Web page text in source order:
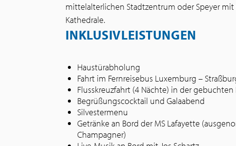
mittelalterlichen Stadtzentrum oder Speyer
Kathedrale.
INKLUSIVLEISTUNGEN
Haustürabholung
Fahrt im Fernreisebus Luxemburg –
Flusskreuzfahrt (4 Nächte) in der
Begrüßungscocktail und Galaabend
Silvestermenu
Getränke an Bord der MS Lafayette
Champagner)